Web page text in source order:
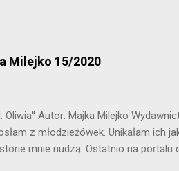
może było wręcz odwrotnie?
jest po raz kolejny Loki. Żyjąc w
brudną robotę. W zamian za to
dla obu stron. Kłamca jednak
Milejko 15/2020
Oliwia'' Autor: Majka Milejko
z młodzieżówek. Unikałam ich
mnie nudzą. Ostatnio na portalu